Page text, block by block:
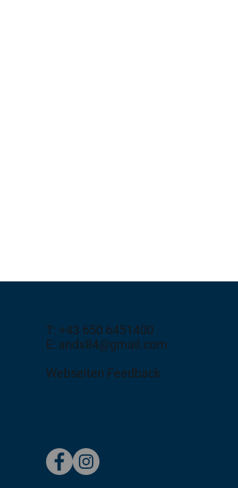
T: +43 650 6451400
E: andx84@gmail.com
Webseiten Feedback